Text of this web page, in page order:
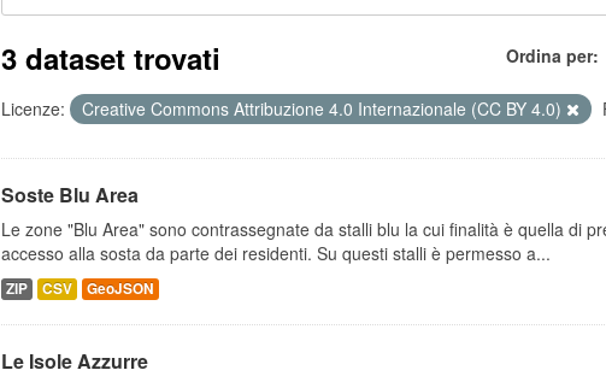
Ordina per
3 dataset trovati
Licenze: Creative Commons Attribuzione 4.0 Internazionale (CC BY 4.0)
Soste Blu Area
Le zone "Blu Area" sono contrassegnate da stalli blu la cui finalità è quella di
accesso alla sosta da parte dei residenti. Su questi stalli è permesso a...
ZIP CSV GeoJSON
Le Isole Azzurre